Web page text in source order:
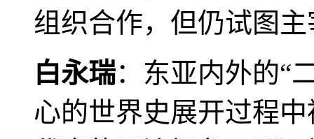
组织合作，但仍试图
白永瑞：东亚内外的“
心的世界史展开过程